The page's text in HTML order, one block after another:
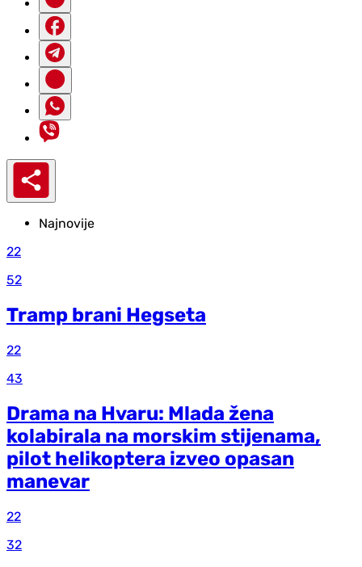
Najnovije
22
52
Tramp brani Hegseta
22
43
Drama na Hvaru: Mlada žena
kolabirala na morskim stijenama,
pilot helikoptera izveo opasan
manevar
22
32